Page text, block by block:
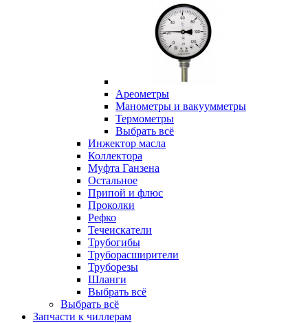
Ареометры
Манометры и вакуумметры
Термометры
Выбрать всё
Инжектор масла
Коллектора
Муфта Ганзена
Остальное
Припой и флюс
Проколки
Рефко
Течеискатели
Трубогибы
Труборасширители
Труборезы
Шланги
Выбрать всё
Выбрать всё
Запчасти к чиллерам